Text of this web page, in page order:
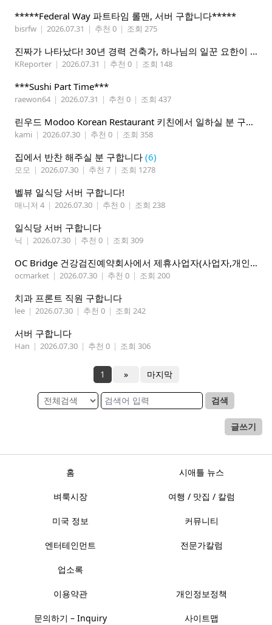
*****Federal Way 파트타임 롤맨, 서버 구합니다*****
bisrfw | 2026.07.31 | 추천 0 | 조회 275
진짜가 나타났다! 30년 경력 건축가, 하나님의 일꾼 요한이 책임 시공합니다.
KReporter | 2026.07.31 | 추천 0 | 조회 148
***Sushi Part Time***
raewon64 | 2026.07.31 | 추천 0 | 조회 437
린우드 Modoo Korean Restaurant 키친에서 일하실 분 구합니다
kami | 2026.07.30 | 추천 0 | 조회 358
집에서 반찬 해주실 분 구합니다 (6)
모모 | 2026.07.30 | 추천 7 | 조회 1278
벨뷰 일식당 서버 구합니다!
매니저 4 | 2026.07.30 | 추천 0 | 조회 238
일식당 서버 구합니다
닉 | 2026.07.30 | 추천 0 | 조회 309
OC Bridge 건강검진예약회사에서 제휴사업자(사업자,개인)모집 (재택근무)
ocmarket | 2026.07.30 | 추천 0 | 조회 200
치과 프론트 직원 구합니다
lee | 2026.07.30 | 추천 0 | 조회 242
서버 구합니다
Han | 2026.07.30 | 추천 0 | 조회 306
1 » 마지막
검색
글쓰기
홈 시애틀 뉴스
벼룩시장 여행 / 맛집 / 칼럼
미국 정보 커뮤니티
엔터테인먼트 전문가칼럼
업소록
이용약관 개인정보정책
문의하기 – Inquiry 사이트맵